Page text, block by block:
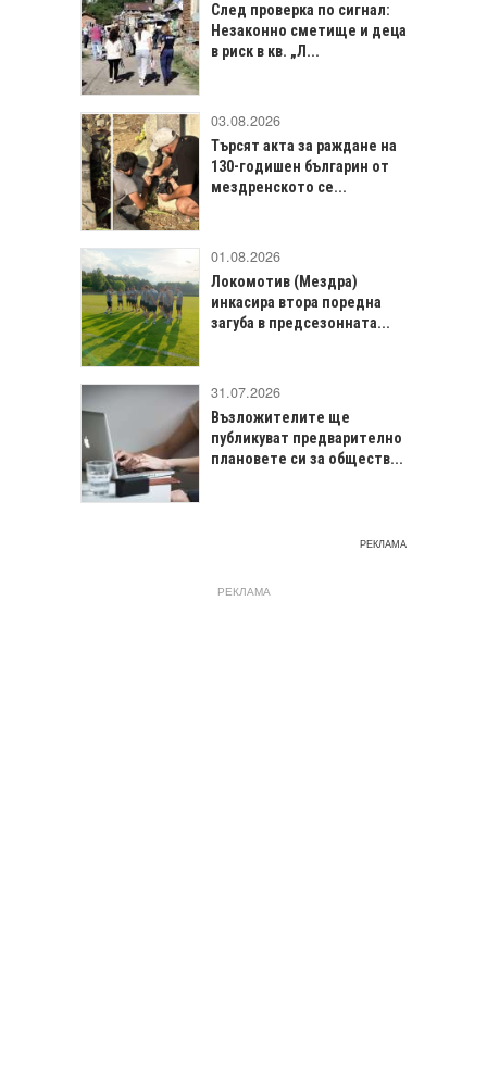
След проверка по сигнал:
Незаконно сметище и деца
в риск в кв. „Л...
03.08.2026
Търсят акта за раждане на
130-годишен българин от
мездренското се...
01.08.2026
Локомотив (Мездра)
инкасира втора поредна
загуба в предсезонната...
31.07.2026
Възложителите ще
публикуват предварително
плановете си за обществ...
РЕКЛАМА
РЕКЛАМА